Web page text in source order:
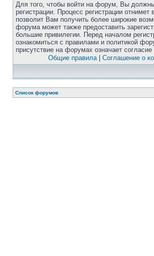
Для того, чтобы войти на форум, Вы
регистрации. Процесс регистрации отнимет
позволит Вам получить более широкие
форума может также предоставить
большие привилегии. Перед началом
ознакомиться с правилами и политикой
присутствие на форумах означает согласие
Общие правила| Соглашение о
Список форумов